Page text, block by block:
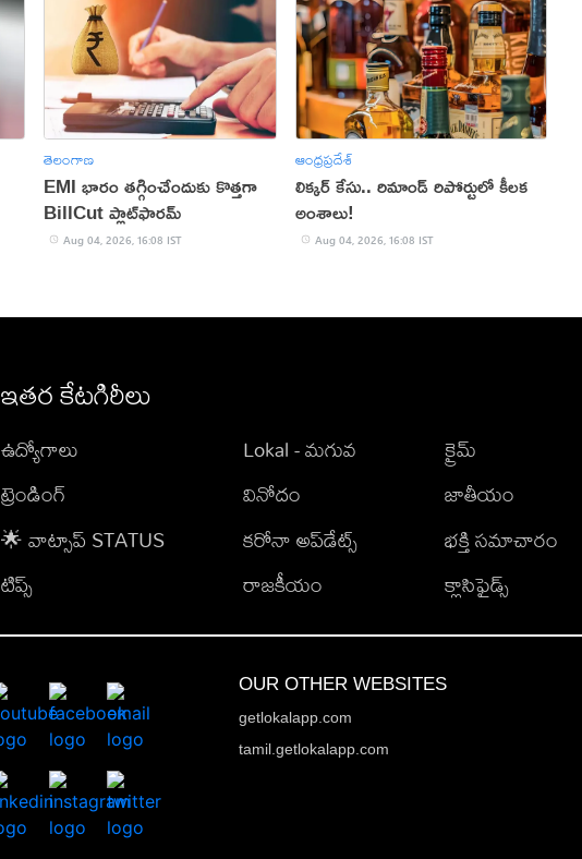
తెలంగాణ
EMI భారం తగ్గించేందుకు కొత్తగా
BillCut ప్లాట్‌ఫారమ్
Aug 04, 2026, 16:08 IST
ఆంధ్రప్రదేశ్
లిక్కర్ కేసు.. రిమాండ్​ రిపోర్టులో కీలక
అంశాలు!
Aug 04, 2026, 16:08 IST
ఇతర కేటగిరీలు
ఉద్యోగాలు
ట్రెండింగ్
🌟 వాట్సాప్ STATUS
టిప్స్
Lokal - మగువ
వినోదం
కరోనా అప్‌డేట్స్
రాజకీయం
క్రైమ్
జాతీయం
భక్తి సమాచారం
క్లాసిఫైడ్స్
OUR OTHER WEBSITES
getlokalapp.com
tamil.getlokalapp.com